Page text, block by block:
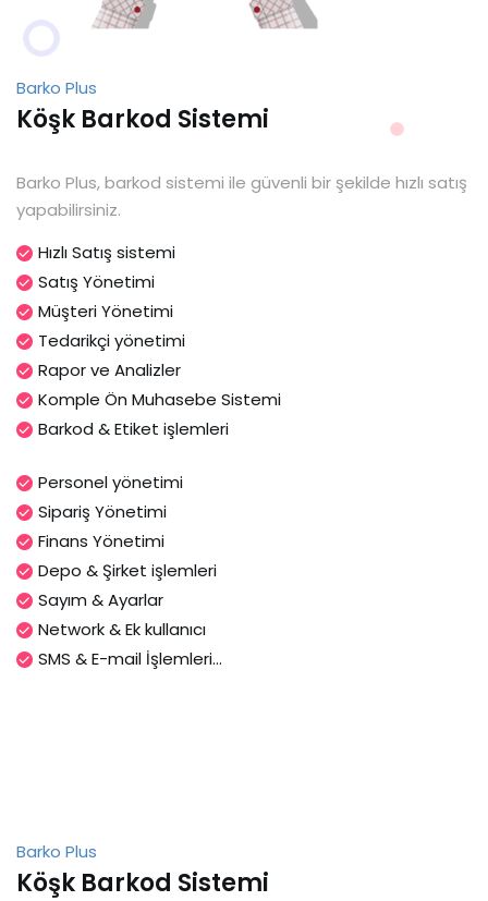
Barko Plus
Köşk Barkod Sistemi
Barko Plus, barkod sistemi ile güvenli bir şekilde hızlı satış
yapabilirsiniz.
Hızlı Satış sistemi
Satış Yönetimi
Müşteri Yönetimi
Tedarikçi yönetimi
Rapor ve Analizler
Komple Ön Muhasebe Sistemi
Barkod & Etiket işlemleri
Personel yönetimi
Sipariş Yönetimi
Finans Yönetimi
Depo & Şirket işlemleri
Sayım & Ayarlar
Network & Ek kullanıcı
SMS & E-mail İşlemleri...
Barko Plus
Köşk Barkod Sistemi